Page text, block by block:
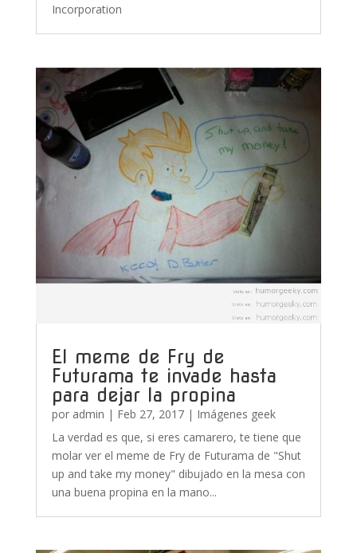
Incorporation
El meme de Fry de
Futurama te invade hasta
para dejar la propina
por admin | Feb 27, 2017| Imágenes geek
La verdad es que, si eres camarero, te tiene que
molar ver el meme de Fry de Futurama de "Shut
up and take my money" dibujado en la mesa con
una buena propina en la mano...